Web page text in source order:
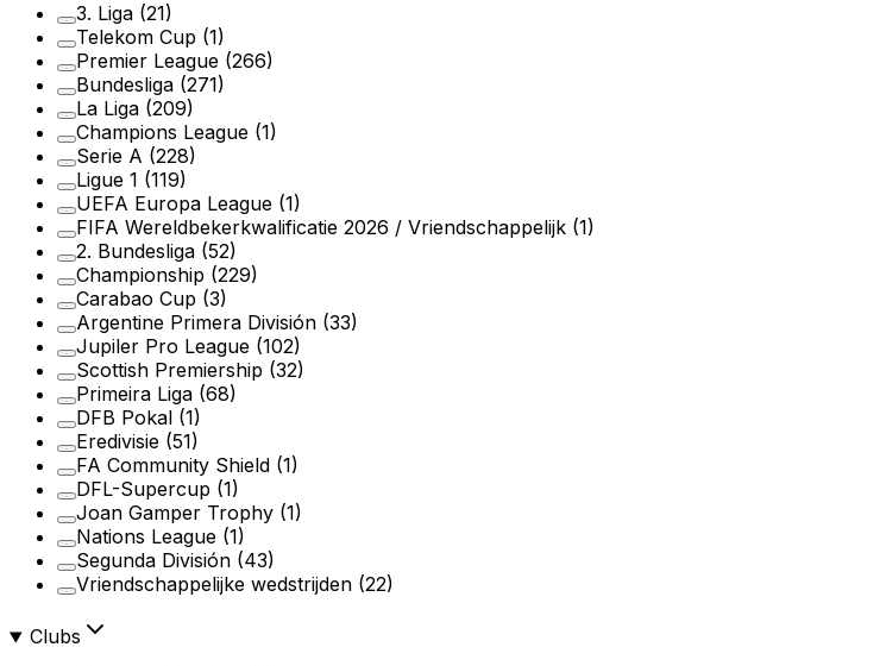
3. Liga (21)
Telekom Cup (1)
Premier League (266)
Bundesliga (271)
La Liga (209)
Champions League (1)
Serie A (228)
Ligue 1 (119)
UEFA Europa League (1)
FIFA Wereldbekerkwalificatie 2026 / Vriendschappelijk (1)
2. Bundesliga (52)
Championship (229)
Carabao Cup (3)
Argentine Primera División (33)
Jupiler Pro League (102)
Scottish Premiership (32)
Primeira Liga (68)
DFB Pokal (1)
Eredivisie (51)
FA Community Shield (1)
DFL-Supercup (1)
Joan Gamper Trophy (1)
Nations League (1)
Segunda División (43)
Vriendschappelijke wedstrijden (22)
Clubs